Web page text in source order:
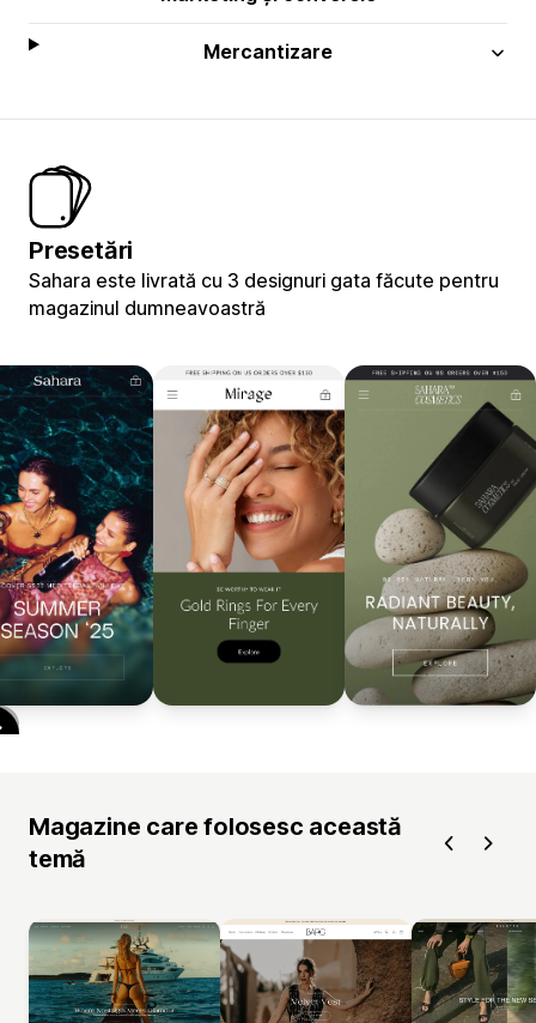
Mercantizare
Presetări
Sahara este livrată cu 3 designuri gata făcute pentru
magazinul dumneavoastră
Magazine care folosesc această
temă